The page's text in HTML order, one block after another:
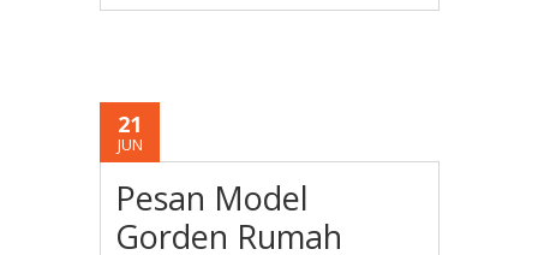
21
JUN
Pesan Model
Gorden Rumah